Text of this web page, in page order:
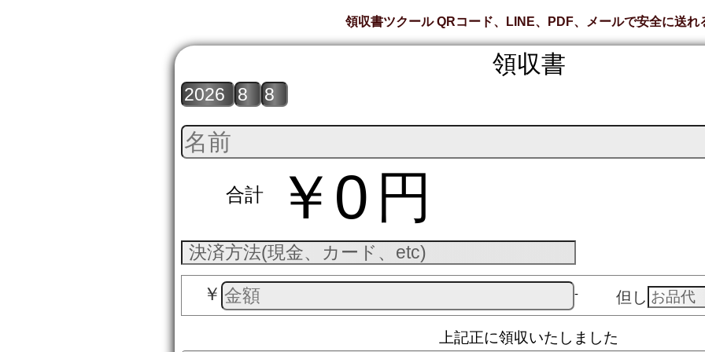
領収書ツクール QRコード、LINE、PDF、メールで安全に送れ
領収書
合計 ￥0 円
￥ ‐ 但し
上記正に領収いたしました